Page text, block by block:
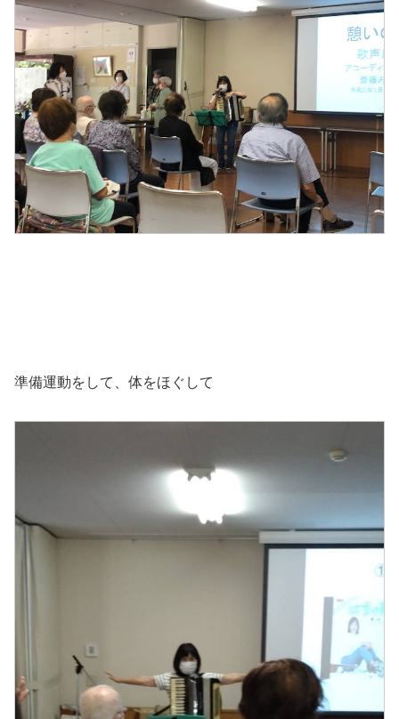
準備運動をして、体をほぐして